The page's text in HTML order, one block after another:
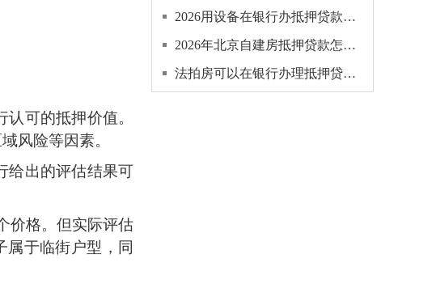
可的抵押价值。
风险等因素。
给出的评估结果可
价格。但实际评估
属于临街户型，同
2026用设备在银行办抵押贷款多久放款下来？
2026年北京自建房抵押贷款怎么申请？
法拍房可以在银行办理抵押贷款吗，怎么办理？